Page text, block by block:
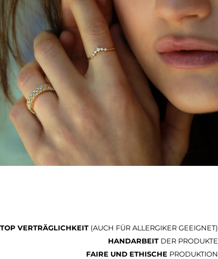
TOP VERTRÄGLICHKEIT (AUCH FÜR ALLERGIKER GEEIGNET)
HANDARBEIT DER PRODUKTE
FAIRE UND ETHISCHE PRODUKTION